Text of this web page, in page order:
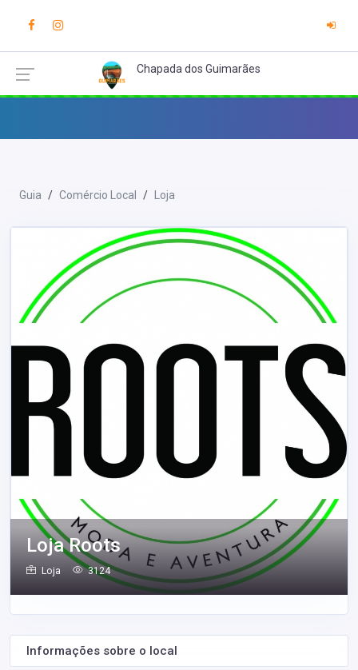
Chapada dos Guimarães
Guia Comércio Local Loja
Loja Roots
Loja 3124
Informações sobre o local